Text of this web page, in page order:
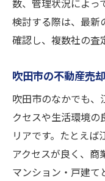
数、管理状況によっ
検討する際は、最新
確認し、複数社の査
吹田市の不動産売
吹田市のなかでも、
クセスや生活環境の
リアです。たとえば
アクセスが良く、商
マンション・戸建て